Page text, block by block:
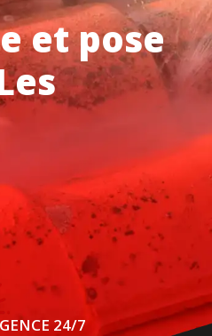
et pose
24/7